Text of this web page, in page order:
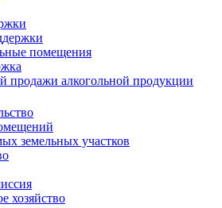
помещения
продажи алкогольной продукции
земельных участков
хозяйство